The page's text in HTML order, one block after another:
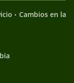
. Cambios en la